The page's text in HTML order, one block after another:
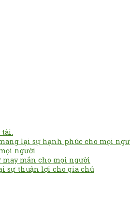
tài.
lại sự hạnh phúc cho mọi
người
may mắn cho mọi người
sự thuận lợi cho gia chủ